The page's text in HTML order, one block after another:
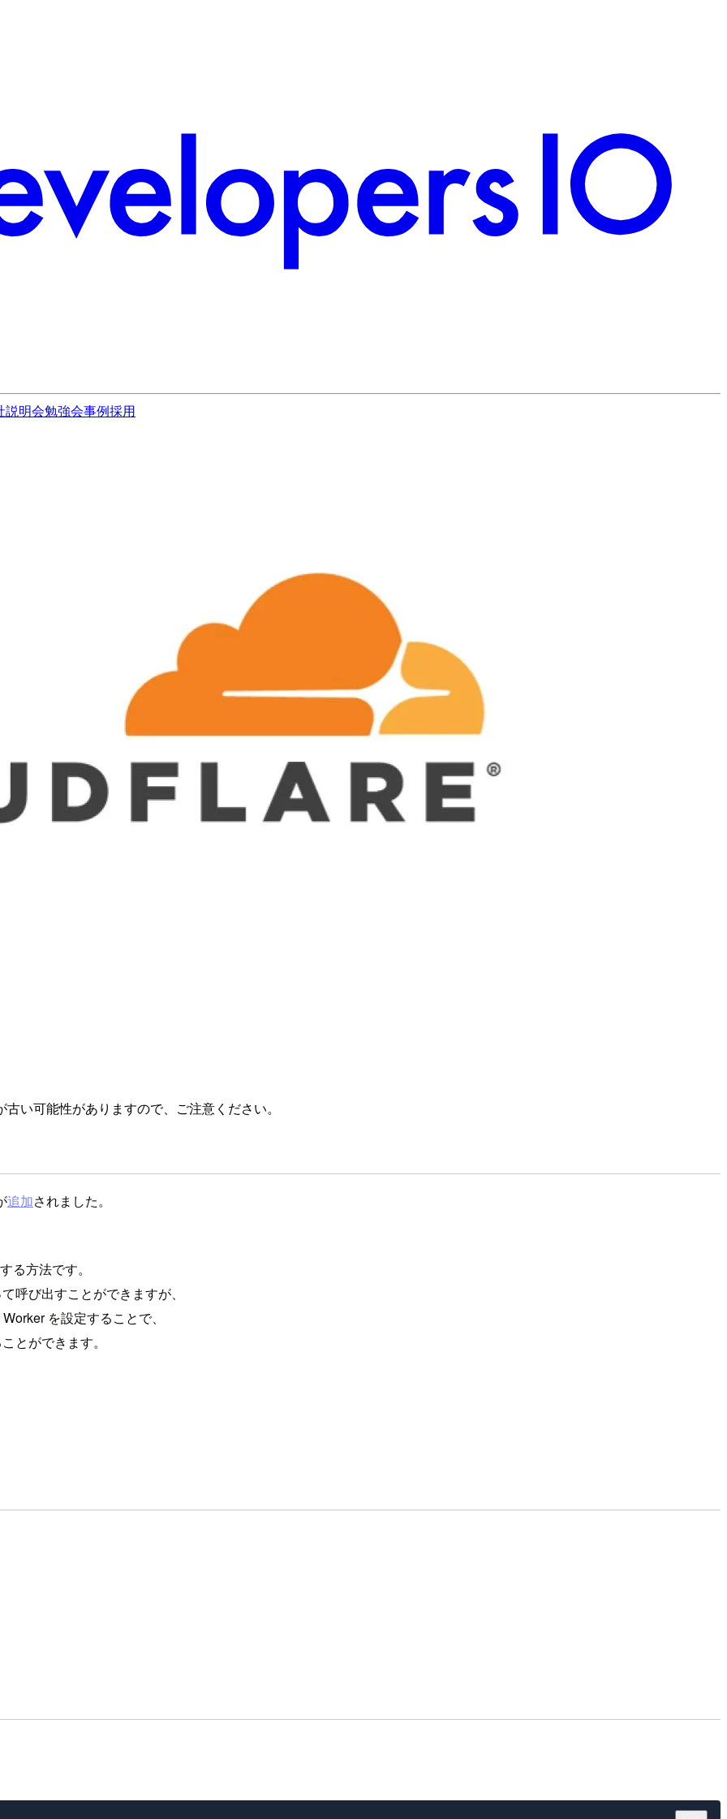
説明会勉強会事例採用
い可能性がありますので、ご注意ください。
追加されました。
る方法です。
呼び出すことができますが、
を設定することで、
とができます。